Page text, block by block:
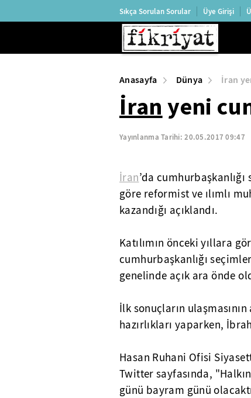
Sıkça Sorulan Sorular Üye Girişi
Anasayfa Dünya İran
İran yeni
Yayınlanma Tarihi:20.05.2017 09:47
İran’da
göre reformist ve ılımlı
kazandığı açıklandı.
Katılımın önceki yıllara
cumhurbaşkanlığı
genelinde açık ara önde
İlk sonuçların
hazırlıkları yaparken,
Hasan Ruhani Ofisi
Twitter sayfasında,
günü bayram günü